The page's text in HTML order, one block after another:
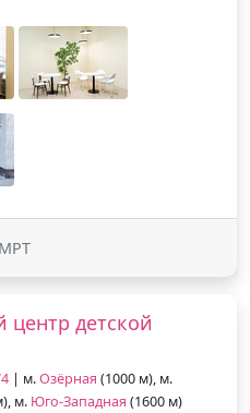
центр детской
| м.Озёрная (1000 м), м.
м. Юго-Западная (1600 м)